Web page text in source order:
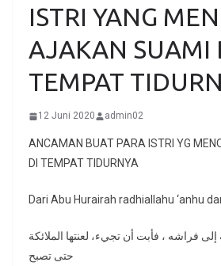
ISTRI YANG
AJAKAN SUAMI
TEMPAT
12 Juni 2020 admin02
ANCAMAN BUAT PARA ISTRI YG
DI TEMPAT TIDURNYA
إلى فراشه ، فأبت أن تجيء، لعنتها الملائكة
حتى تصبح